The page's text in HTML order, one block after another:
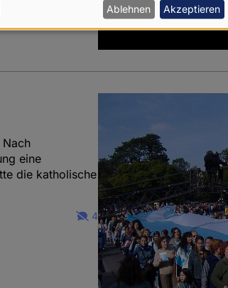
eine
die katholische
4
Ablehnen Akzeptieren